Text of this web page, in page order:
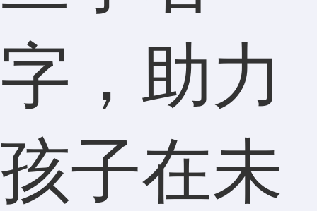
字，助力
孩子在未